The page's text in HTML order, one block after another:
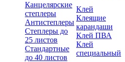
Канцелярские
степлеры
Антистеплеры
Степлеры до
25 листов
Стандартные
до 40 листов
Клей
Клеящие
карандаши
Клей ПВА
Клей
специальный